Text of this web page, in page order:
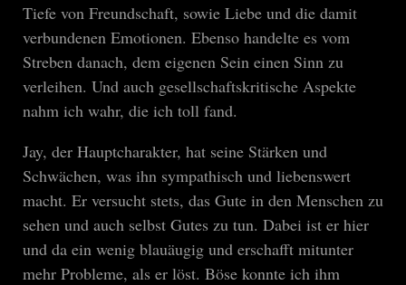
Tiefe von Freundschaft, sowie Liebe und die damit
verbundenen Emotionen. Ebenso handelte es vom
Streben danach, dem eigenen Sein einen Sinn zu
verleihen. Und auch gesellschaftskritische Aspekte
nahm ich wahr, die ich toll fand.
Jay, der Hauptcharakter, hat seine Stärken und
Schwächen, was ihn sympathisch und liebenswert
macht. Er versucht stets, das Gute in den Menschen zu
sehen und auch selbst Gutes zu tun. Dabei ist er hier
und da ein wenig blauäugig und erschafft mitunter
mehr Probleme, als er löst. Böse konnte ich ihm